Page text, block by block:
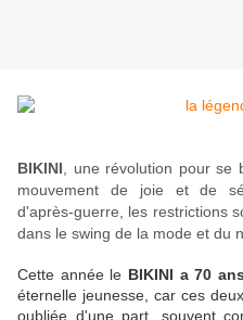
BIKINI , une révolution pour
mouvement de joie et de
d'après-guerre, les restrictions
dans le swing de la mode et du
Cette année le BIKINI a 70 ans
éternelle jeunesse, car ces
oubliée d'une part, souvent